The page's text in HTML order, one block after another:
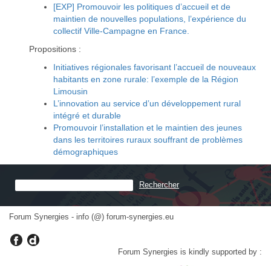
[EXP] Promouvoir les politiques d’accueil et de
maintien de nouvelles populations, l’expérience du
collectif Ville-Campagne en France.
Propositions :
Initiatives régionales favorisant l’accueil de nouveaux
habitants en zone rurale: l’exemple de la Région
Limousin
L’innovation au service d’un développement rural
intégré et durable
Promouvoir l’installation et le maintien des jeunes
dans les territoires ruraux souffrant de problèmes
démographiques
Forum Synergies - info (@) forum-synergies.eu
Forum Synergies is kindly supported by :